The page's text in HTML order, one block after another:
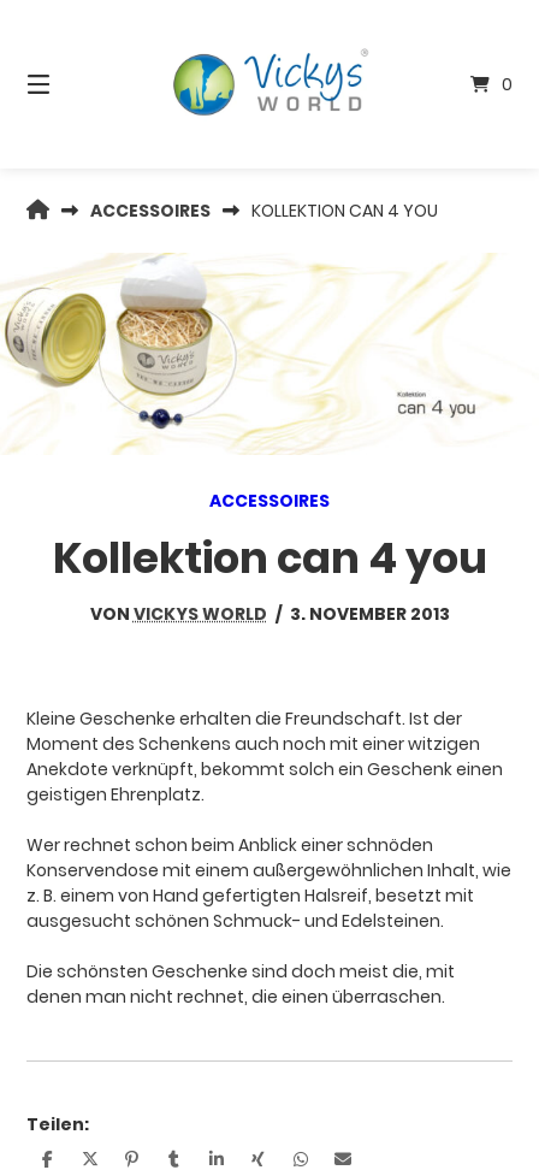
Inhalt
0
VICKYSACCESSOIRES KOLLEKTION CAN 4 YOU
ACCESSOIRES
Kollektion can 4 you
VONVICKYS WORLD / 3. NOVEMBER 2013
Kleine Geschenke erhalten die Freundschaft. Ist der
Moment des Schenkens auch noch mit einer witzigen
Anekdote verknüpft, bekommt solch ein Geschenk einen
geistigen Ehrenplatz.
Wer rechnet schon beim Anblick einer schnöden
Konservendose mit einem außergewöhnlichen Inhalt, wie
z. B. einem von Hand gefertigten Halsreif, besetzt mit
ausgesucht schönen Schmuck- und Edelsteinen.
Die schönsten Geschenke sind doch meist die, mit
denen man nicht rechnet, die einen überraschen.
Teilen: